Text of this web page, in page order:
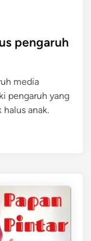
pengaruh
media
pengaruh yang
anak.